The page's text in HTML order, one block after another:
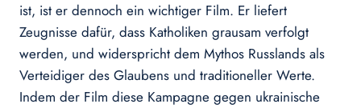
ist, ist er dennoch ein wichtiger Film. Er liefert
Zeugnisse dafür, dass Katholiken grausam verfolgt
werden, und widerspricht dem Mythos Russlands als
Verteidiger des Glaubens und traditioneller Werte.
Indem der Film diese Kampagne gegen ukrainische